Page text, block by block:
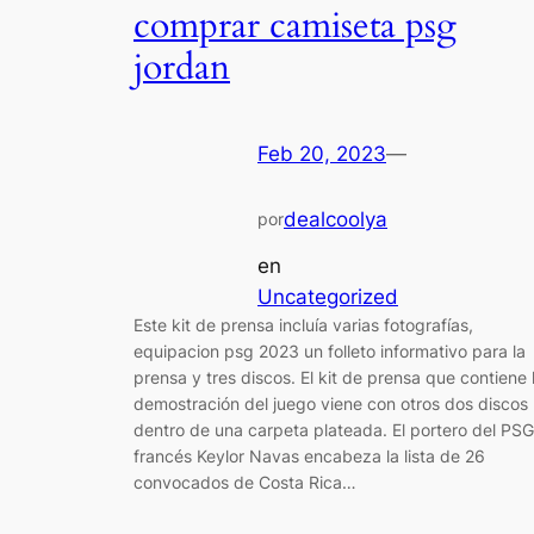
comprar camiseta psg
jordan
Feb 20, 2023—
pordealcoolya
en
Uncategorized
Este kit de prensa incluía varias fotografías,
equipacion psg 2023 un folleto informativo para la
prensa y tres discos. El kit de prensa que contiene
demostración del juego viene con otros dos discos
dentro de una carpeta plateada. El portero del PSG
francés Keylor Navas encabeza la lista de 26
convocados de Costa Rica…